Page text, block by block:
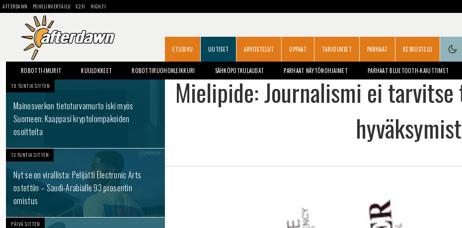
AFTERDAWN PUHELINVERTAILU X2.FI HIGH.FI
ETUSIVU UUTISET ARVOSTELUT OPPAAT TARJOUKSET PARHAAT KESKUSTELU
ROBOTTI-IMURIT KUULOKKEET ROBOTTIRUOHONLEIKKURI SÄHKÖPOTKULAUDAT PARHAAT NÄYTÖNOHJAIMET PARHAAT BLUETOOTH-KAIUTTIMET
10 TUNTIA SITTEN
Mainosverkon tietoturvamurto iski myös
Suomeen: Kaappasi kryptolompakoiden
osoitteita
13 TUNTIA SITTEN
Nyt se on virallista: Pelijätti Electronic Arts
ostettiin – Saudi-Arabialle 93 prosentin
omistus
PÄIVÄ SITTEN
Mielipide: Journalismi ei